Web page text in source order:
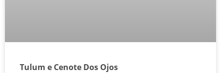
Tulum e Cenote Dos Ojos